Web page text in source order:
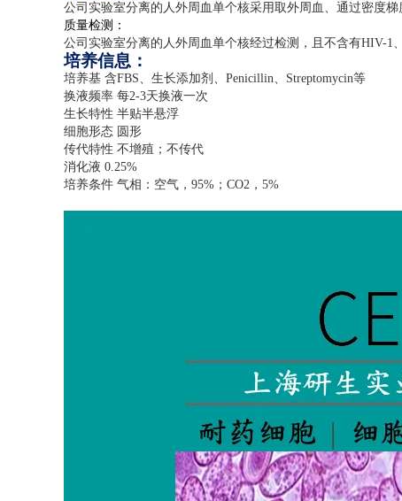
公司实验室分离的人外周血单个核采用取外周血、通过密度
质量检测：
公司实验室分离的人外周血单个核经过检测，且不含有HIV-1、
培养信息：
培养基 含FBS、生长添加剂、 Penicillin、 Streptomycin等
换液频率 每2-3天换液一次
生长特性 半贴半悬浮
细胞形态 圆形
传代特性 不增殖；不传代
消化液 0.25%
培养条件 气相：空气， 95% ； CO2 ， 5%